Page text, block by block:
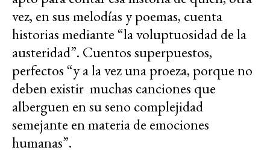
vez, en sus melodías y poemas, cuenta
historias mediante “la voluptuosidad de la
austeridad”. Cuentos superpuestos,
perfectos “y a la vez una proeza, porque no
deben existir muchas canciones que
alberguen en su seno complejidad
semejante en materia de emociones
humanas”.